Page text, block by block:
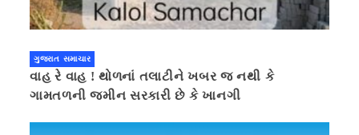
ગુજરાત સમાચાર
વાહ રે વાહ ! થોળનાં તલાટીને ખબર જ નથી કે
ગામતળની જમીન સરકારી છે કે ખાનગી